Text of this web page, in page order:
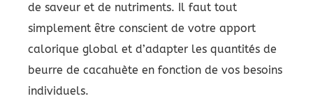
de saveur et de nutriments. Il faut tout
simplement être conscient de votre apport
calorique global et d’adapter les quantités de
beurre de cacahuète en fonction de vos besoins
individuels.